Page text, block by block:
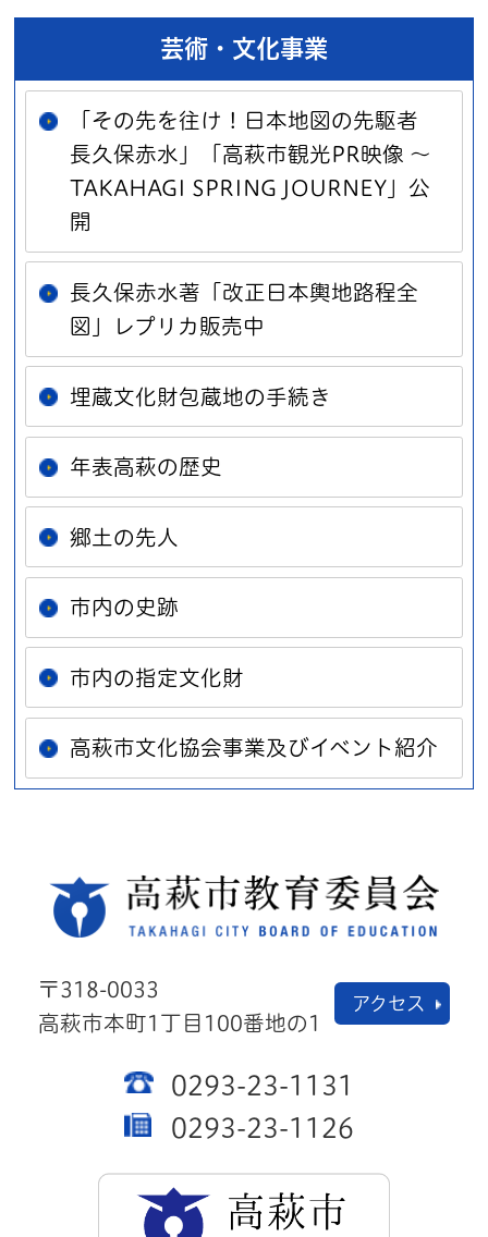
芸術・文化事業
「その先を往け！日本地図の先駆者
長久保赤水」「高萩市観光PR映像 ～
TAKAHAGI SPRING JOURNEY」公
開
長久保赤水著「改正日本輿地路程全
図」レプリカ販売中
埋蔵文化財包蔵地の手続き
年表高萩の歴史
郷土の先人
市内の史跡
市内の指定文化財
高萩市文化協会事業及びイベント紹介
〒318-0033
高萩市本町1丁目100番地の1
アクセス
0293-23-1131
0293-23-1126